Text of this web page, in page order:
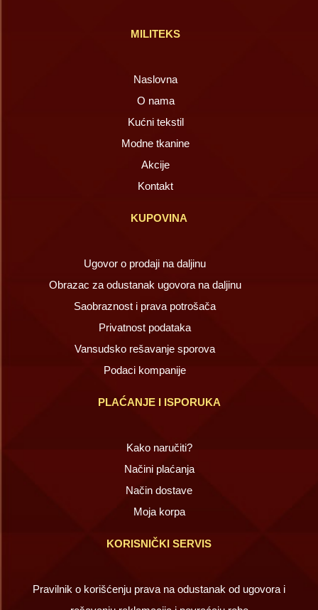
MILITEKS
Naslovna
O nama
Kućni tekstil
Modne tkanine
Akcije
Kontakt
KUPOVINA
Ugovor o prodaji na daljinu
Obrazac za odustanak ugovora na daljinu
Saobraznost i prava potrošača
Privatnost podataka
Vansudsko rešavanje sporova
Podaci kompanije
PLAĆANJE I ISPORUKA
Kako naručiti?
Načini plaćanja
Način dostave
Moja korpa
KORISNIČKI SERVIS
Pravilnik o korišćenju prava na odustanak od ugovora i